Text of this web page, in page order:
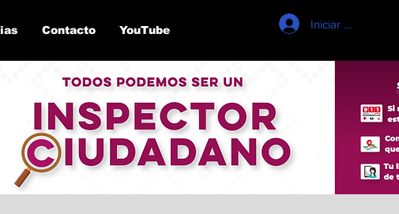
Contacto YouTube Iniciar sesión